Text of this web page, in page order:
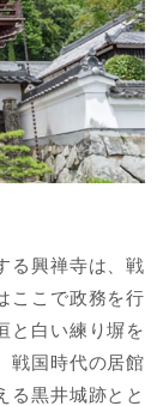
る興禅寺は、戦
ここで政務を行
と白い練り塀を
戦国時代の居館
る黒井城跡とと